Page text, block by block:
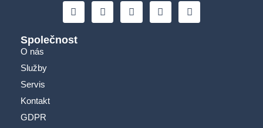
Společnost
O nás
Služby
Servis
Kontakt
GDPR